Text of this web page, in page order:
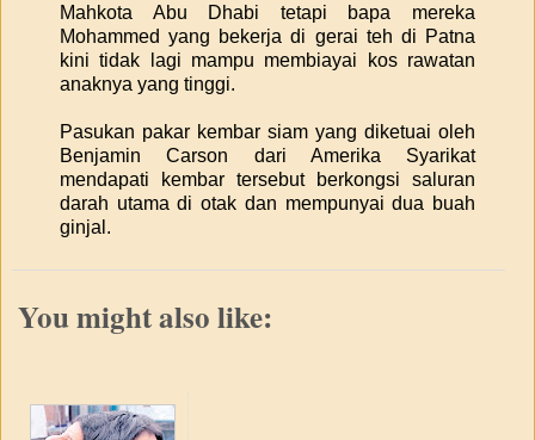
Mahkota Abu Dhabi tetapi bapa mereka
Mohammed yang bekerja di gerai teh di Patna
kini tidak lagi mampu membiayai kos rawatan
anaknya yang tinggi.
Pasukan pakar kembar siam yang diketuai oleh
Benjamin Carson dari Amerika Syarikat
mendapati kembar tersebut berkongsi saluran
darah utama di otak dan mempunyai dua buah
ginjal.
You might also like: